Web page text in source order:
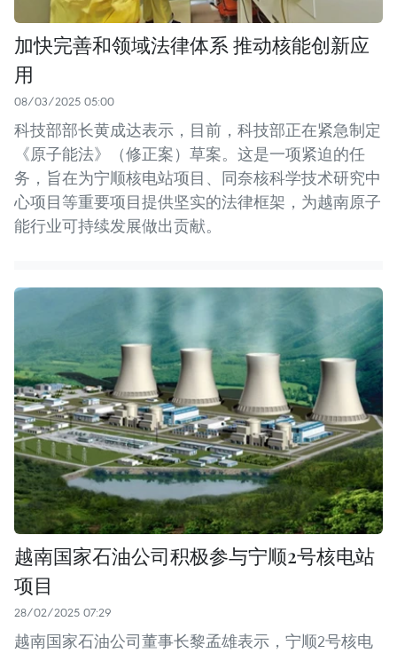
加快完善和领域法律体系 推动核能创新应
用
08/03/2025 05:00
科技部部长黄成达表示，目前，科技部正在紧急制定
《原子能法》（修正案）草案。这是一项紧迫的任
务，旨在为宁顺核电站项目、同奈核科学技术研究中
心项目等重要项目提供坚实的法律框架，为越南原子
能行业可持续发展做出贡献。
越南国家石油公司积极参与宁顺2号核电站
项目
28/02/2025 07:29
越南国家石油公司董事长黎孟雄表示，宁顺2号核电